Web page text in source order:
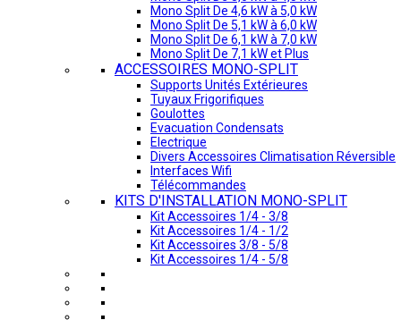
Mono Split De 4,6 kW à 5,0 kW
Mono Split De 5,1 kW à 6,0 kW
Mono Split De 6,1 kW à 7,0 kW
Mono Split De 7,1 kW et Plus
ACCESSOIRES MONO-SPLIT
Supports Unités Extérieures
Tuyaux Frigorifiques
Goulottes
Evacuation Condensats
Electrique
Divers Accessoires Climatisation Réversible
Interfaces Wifi
Télécommandes
KITS D'INSTALLATION MONO-SPLIT
Kit Accessoires 1/4 - 3/8
Kit Accessoires 1/4 - 1/2
Kit Accessoires 3/8 - 5/8
Kit Accessoires 1/4 - 5/8